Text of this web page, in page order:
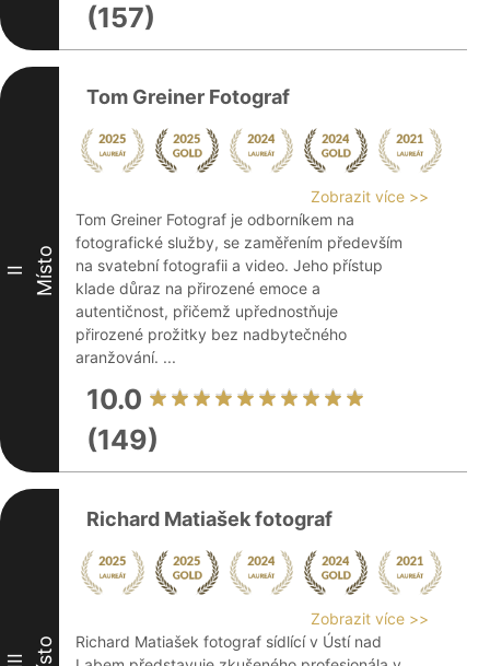
(157)
II Místo
Tom Greiner Fotograf
Zobrazit více >>
Tom Greiner Fotograf je odborníkem na
fotografické služby, se zaměřením především
na svatební fotografii a video. Jeho přístup
klade důraz na přirozené emoce a
autentičnost, přičemž upřednostňuje
přirozené prožitky bez nadbytečného
aranžování. ...
10.0
(149)
III
Richard Matiašek fotograf
Zobrazit více >>
Richard Matiašek fotograf sídlící v Ústí nad